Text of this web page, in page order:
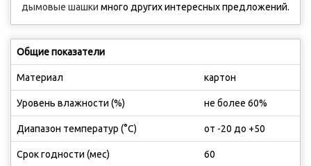
дымовые шашки много других интересных предложений.
Общие показатели
Материал картон
Уровень влажности (%) не более 60%
Диапазон температур (°C) от -20 до +50
Срок годности (мес) 60